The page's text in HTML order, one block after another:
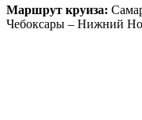
Маршрут круиза:
Чебоксары – Нижний